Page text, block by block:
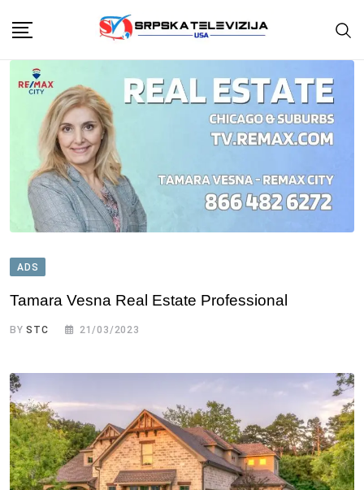
content
ADS
Tamara Vesna Real Estate Professional
BYSTC 21/03/2023